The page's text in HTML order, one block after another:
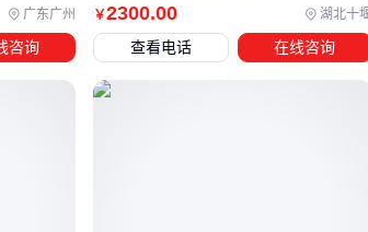
矩匹配度（超出标定值会加速磨损）
盖密度（影响后续保养便利性）
接口（长下坡路段必备）
广东广州
咨询
￥2300.00 湖北十
查看电话 在线咨询